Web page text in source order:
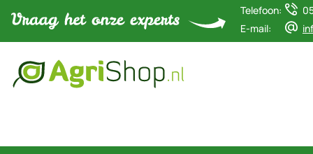
Telefoon:
E-mail: